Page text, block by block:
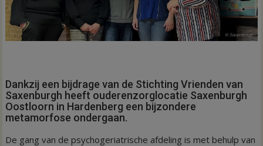
Dankzij een bijdrage van de Stichting Vrienden van
Saxenburgh heeft ouderenzorglocatie Saxenburgh
Oostloorn in Hardenberg een bijzondere
metamorfose ondergaan.
De gang van de psychogeriatrische afdeling is met behulp van